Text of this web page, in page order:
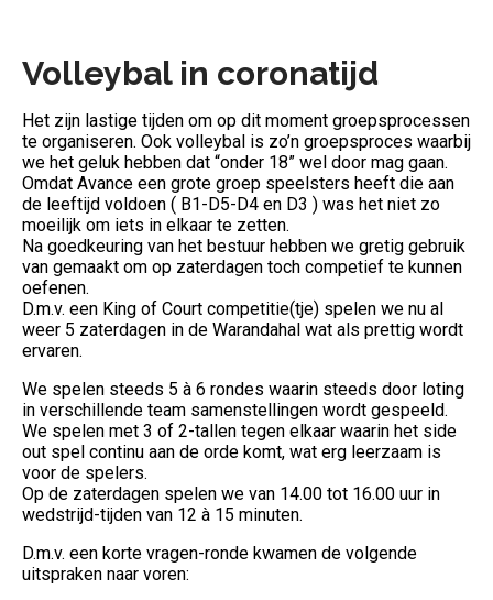
Volleybal in coronatijd
Het zijn lastige tijden om op dit moment groepsprocessen
te organiseren. Ook volleybal is zo’n groepsproces waarbij
we het geluk hebben dat “onder 18” wel door mag gaan.
Omdat Avance een grote groep speelsters heeft die aan
de leeftijd voldoen ( B1-D5-D4 en D3 ) was het niet zo
moeilijk om iets in elkaar te zetten.
Na goedkeuring van het bestuur hebben we gretig gebruik
van gemaakt om op zaterdagen toch competief te kunnen
oefenen.
D.m.v. een King of Court competitie(tje) spelen we nu al
weer 5 zaterdagen in de Warandahal wat als prettig wordt
ervaren.
We spelen steeds 5 à 6 rondes waarin steeds door loting
in verschillende team samenstellingen wordt gespeeld.
We spelen met 3 of 2-tallen tegen elkaar waarin het side
out spel continu aan de orde komt, wat erg leerzaam is
voor de spelers.
Op de zaterdagen spelen we van 14.00 tot 16.00 uur in
wedstrijd-tijden van 12 à 15 minuten.
D.m.v. een korte vragen-ronde kwamen de volgende
uitspraken naar voren: